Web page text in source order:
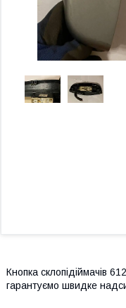
Кнопка склопідіймачів
гарантуємо швидке